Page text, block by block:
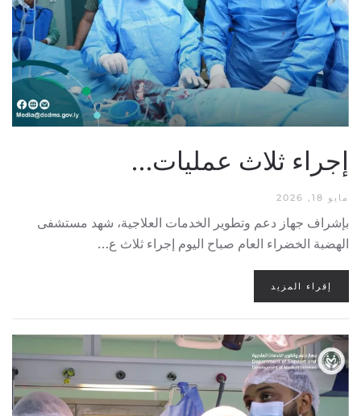
إجراء ثلاث عمليات…
مايو 18, 2026
بإشراف جهاز دعم وتطوير الخدمات العلاجية، شهد مستشفى
الهضبة الخضراء العام صباح اليوم إجراء ثلاث ع…
إقراء المزيد